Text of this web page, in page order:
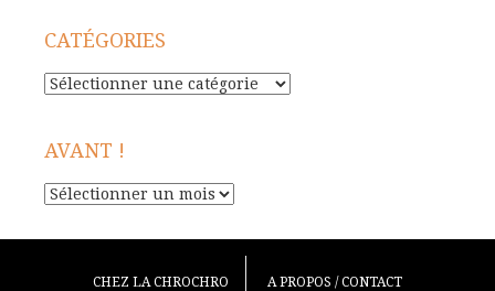
CATÉGORIES
Catégories
AVANT !
Avant
CHEZ LA CHROCHRO A PROPOS / CONTACT